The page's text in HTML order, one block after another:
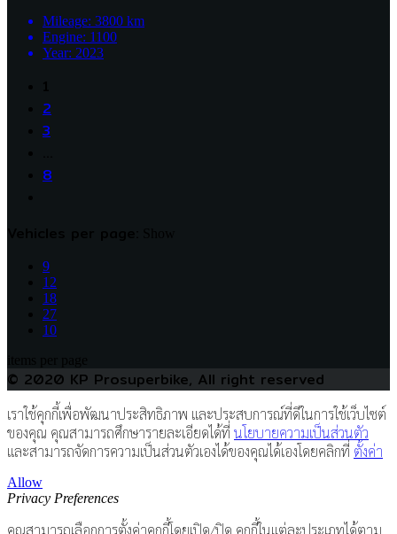
Mileage: 3800 km
Engine: 1100
Year: 2023
2
3
8
9
12
18
27
10
© 2020 KP Prosuperbike, All right reserved
เราใช้คุกกี้เพื่อพัฒนาประสิทธิภาพ และประสบการณ์ที่ดีในการใช้เว็บไซต์
ของคุณ คุณสามารถศึกษารายละเอียดได้ที่ นโยบายความเป็นส่วนตัว
และสามารถจัดการความเป็นส่วนตัวเองได้ของคุณได้เองโดยคลิกที่ ตั้งค่า
Allow
Privacy Preferences
คุณสามารถเลือกการตั้งค่าคุกกี้โดยเปิด/ปิด คุกกี้ในแต่ละประเภทได้ตาม